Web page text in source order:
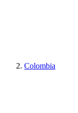
Colombia